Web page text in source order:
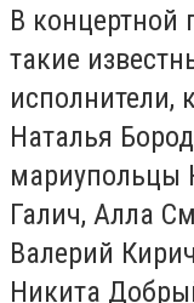
В концертной
такие
исполнители,
Наталья
мариупольцы
Галич, Алла
Валерий
Никита